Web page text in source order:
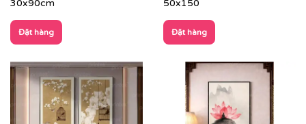
Nhà hàng, resort phong cách Á Đông –
Indochine
: tăng bản sắc và chiều sâu không gian
30x90cm
Đặt hàng
50x150
Đặt hàng